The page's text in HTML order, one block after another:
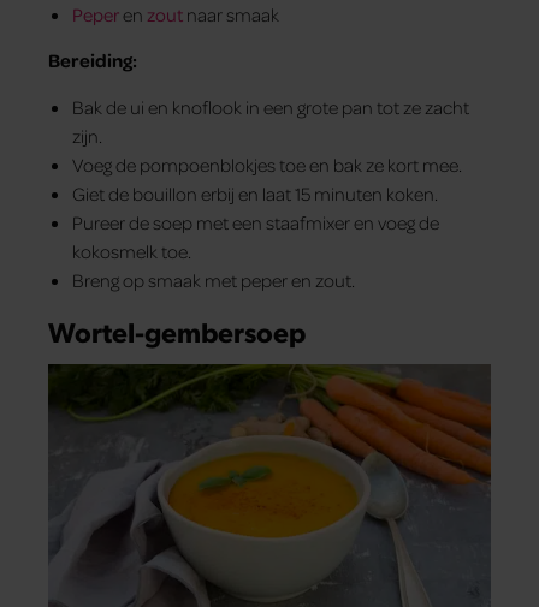
Peper en zout naar smaak
Bereiding:
Bak de ui en knoflook in een grote pan tot ze zacht
zijn.
Voeg de pompoenblokjes toe en bak ze kort mee.
Giet de bouillon erbij en laat 15 minuten koken.
Pureer de soep met een staafmixer en voeg de
kokosmelk toe.
Breng op smaak met peper en zout.
Wortel-gembersoep